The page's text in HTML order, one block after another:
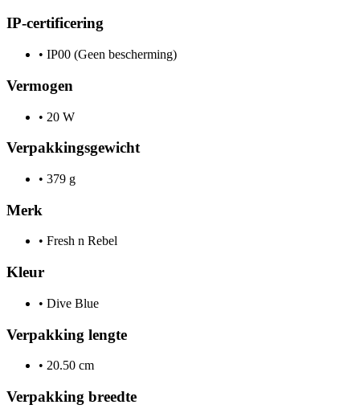
IP-certificering
• IP00 (Geen bescherming)
Vermogen
• 20 W
Verpakkingsgewicht
• 379 g
Merk
• Fresh n Rebel
Kleur
• Dive Blue
Verpakking lengte
• 20.50 cm
Verpakking breedte